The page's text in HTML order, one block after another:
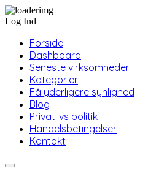
Log Ind
Forside
Dashboard
Seneste virksomheder
Kategorier
Få yderligere synlighed
Blog
Privatlivs politik
Handelsbetingelser
Kontakt